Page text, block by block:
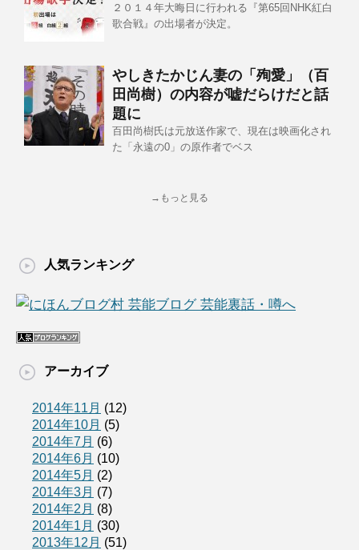
２０１４年大晦日に行われる『第65回NHK紅白
歌合戦』の出場者が決定。
やしきたかじん妻の「殉愛」（百
田尚樹）の内容が嘘だらけだと話
題に
百田尚樹氏は元放送作家で、現在は映画化され
た「永遠の0」の原作者でベス
→もっと見る
人気ランキング
アーカイブ
2014年11月 (12)
2014年10月 (5)
2014年7月 (6)
2014年6月 (10)
2014年5月 (2)
2014年3月 (7)
2014年2月 (8)
2014年1月 (30)
2013年12月 (51)